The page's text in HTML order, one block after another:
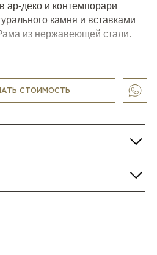
ар-деко и контемпорари
камня и вставками
из нержавеющей стали.
СТОИМОСТЬ